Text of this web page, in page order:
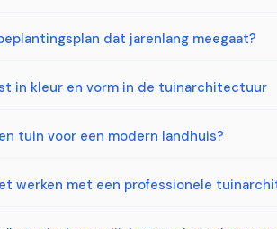
dat jarenlang meegaat?
in kleur en vorm in de tuinarchitectuur
tuin voor een modern landhuis?
werken met een professionele